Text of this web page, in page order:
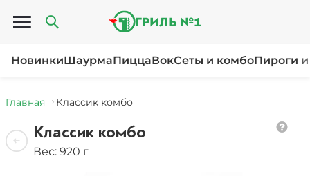
Открыть меню
НовинкиШаурмаПиццаВокСеты и комбоПироги
Главная Классик комбо
Классик комбо
Вес: 920 г